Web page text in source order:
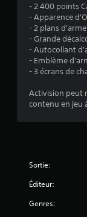
- 2 400 points
- Apparence
- 2 plans d'arme
- Grande
- Autocollant
- Emblème
- 3 écrans de
Activision peut
contenu en jeu
Sortie:
Éditeur:
Genres: